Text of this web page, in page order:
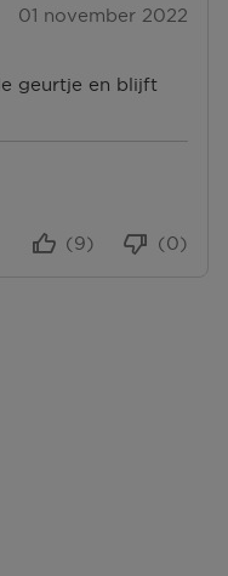
01 november 2022
geurtje en blijft
(0)
(9)